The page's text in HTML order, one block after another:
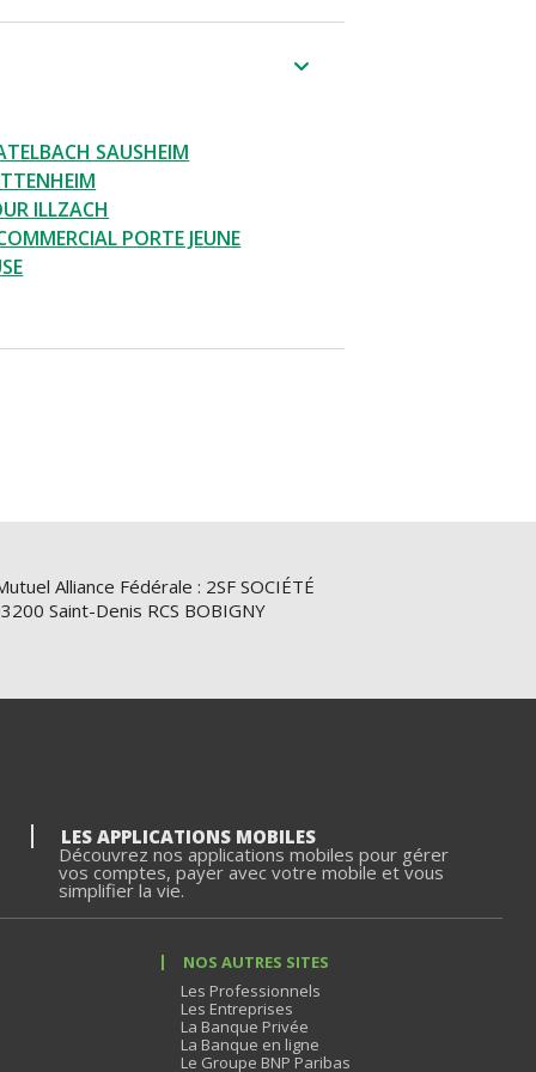
SAUSHEIM
ILLZACH
PORTE JEUNE
Alliance Fédérale : 2SF SOCIÉTÉ
Saint-Denis RCS BOBIGNY
LES APPLICATIONS MOBILES
Découvrez nos applications mobiles pour gérer
vos comptes, payer avec votre mobile et vous
simplifier la vie.
NOS AUTRES SITES
Les Professionnels
Les Entreprises
La Banque Privée
La Banque en ligne
Le Groupe BNP Paribas